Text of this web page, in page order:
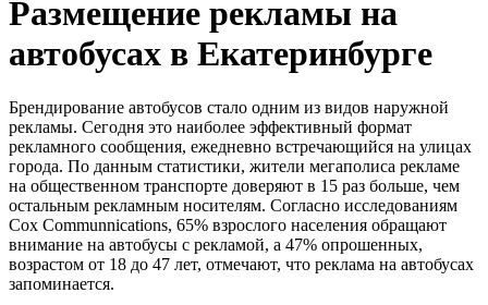
Размещение рекламы на
автобусах в Екатеринбурге
Брендирование автобусов стало одним из видов наружной
рекламы. Сегодня это наиболее эффективный формат
рекламного сообщения, ежедневно встречающийся на улицах
города. По данным статистики, жители мегаполиса рекламе
на общественном транспорте доверяют в 15 раз больше, чем
остальным рекламным носителям. Согласно исследованиям
Cox Communnications, 65% взрослого населения обращают
внимание на автобусы с рекламой, а 47% опрошенных,
возрастом от 18 до 47 лет, отмечают, что реклама на автобусах
запоминается.